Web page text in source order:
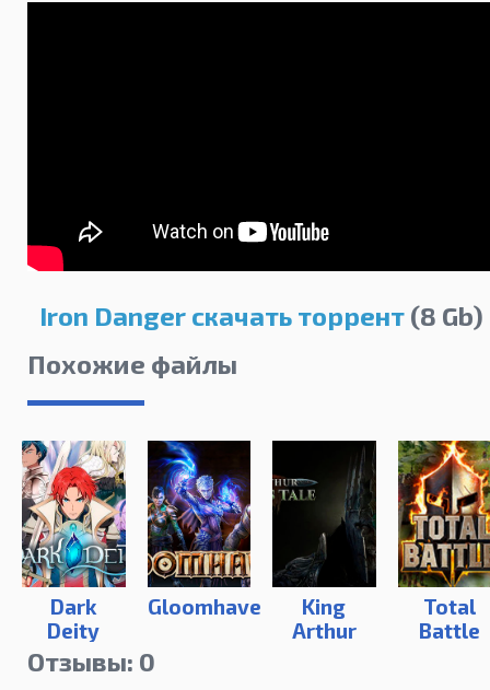
Iron Danger скачать торрент (8 Gb)
Похожие файлы
Dark
Deity
Gloomhaven
King
Arthur
Total
Battle
Отзывы: 0